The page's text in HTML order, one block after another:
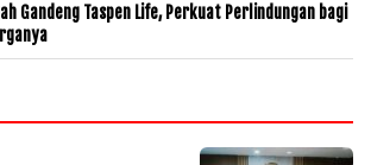
Gandeng Taspen Life, Perkuat Perlindungan bagi